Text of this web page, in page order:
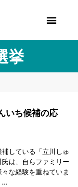
挙
いち候補の応
している「立川しゅ
は、自らファミリー
な経験を重ねていま